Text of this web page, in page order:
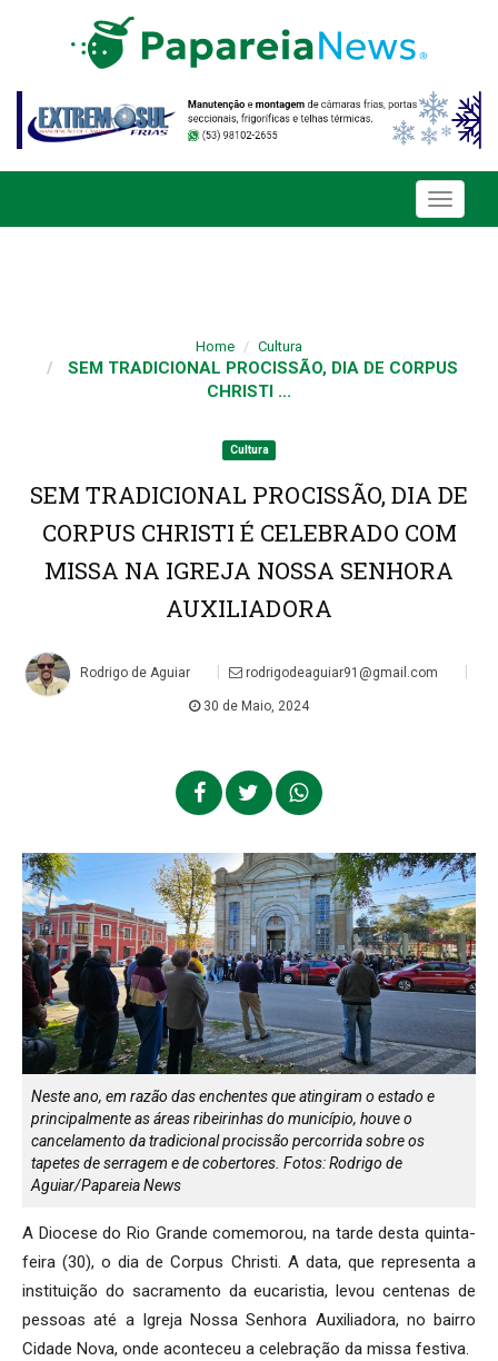
Toggle
Home Cultura
SEM TRADICIONAL PROCISSÃO, DIA DE CORPUS
CHRISTI ...
Cultura
SEM TRADICIONAL PROCISSÃO, DIA DE
CORPUS CHRISTI É CELEBRADO COM
MISSA NA IGREJA NOSSA SENHORA
AUXILIADORA
Rodrigo de Aguiar rodrigodeaguiar91@gmail.com
30 de Maio, 2024
Neste ano, em razão das enchentes que atingiram o estado e
principalmente as áreas ribeirinhas do município, houve o
cancelamento da tradicional procissão percorrida sobre os
tapetes de serragem e de cobertores. Fotos: Rodrigo de
Aguiar/Papareia News
A Diocese do Rio Grande comemorou, na tarde desta quinta-
feira (30), o dia de Corpus Christi. A data, que representa a
instituição do sacramento da eucaristia, levou centenas de
pessoas até a Igreja Nossa Senhora Auxiliadora, no bairro
Cidade Nova, onde aconteceu a celebração da missa festiva.